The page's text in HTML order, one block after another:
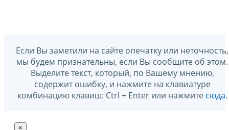
Если Вы заметили на сайте опечатку или неточность,
мы будем признательны, если Вы сообщите об этом.
Выделите текст, который, по Вашему мнению,
содержит ошибку, и нажмите на клавиатуре
комбинацию клавиш: Ctrl + Enter или нажмите сюда.
×